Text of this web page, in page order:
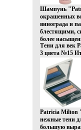
Шампунь
окрашенных
винограда и
блестящими,
более
Объем: 250 мл
Италия
Тени для век
3 цвета №15
Patricia Milton
нежные тени
большую